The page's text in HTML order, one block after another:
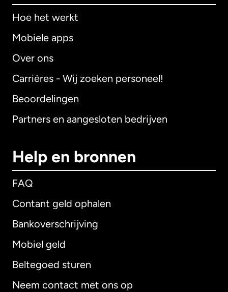
Hoe het werkt
Mobiele apps
Over ons
Carrières - Wij zoeken personeel!
Beoordelingen
Partners en aangesloten bedrijven
Help en bronnen
FAQ
Contant geld ophalen
Bankoverschrijving
Mobiel geld
Beltegoed sturen
Neem contact met ons op